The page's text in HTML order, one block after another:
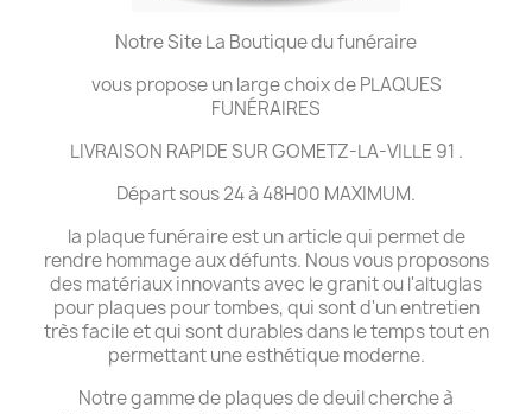
Notre Site La Boutique du funéraire
vous propose un large choix de PLAQUES
FUNÉRAIRES
LIVRAISON RAPIDE SUR GOMETZ-LA-VILLE 91 .
Départ sous 24 à 48H00 MAXIMUM.
la plaque funéraire est un article qui permet de
rendre hommage aux défunts. Nous vous proposons
des matériaux innovants avec le granit ou l'altuglas
pour plaques pour tombes, qui sont d'un entretien
très facile et qui sont durables dans le temps tout en
permettant une esthétique moderne.
Notre gamme de plaques de deuil cherche à